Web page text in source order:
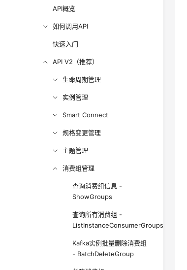
API概览
如何调用API
快速入门
API V2（推荐）
生命周期管理
实例管理
Smart Connect
规格变更管理
主题管理
消费组管理
查询消费组信息 -
ShowGroups
查询所有消费组 -
ListInstanceConsumerGroups
Kafka实例批量删除消费组
- BatchDeleteGroup